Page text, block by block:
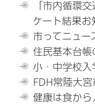
「市内循環
ケート結果お
市ってニュー
住民基本台帳
小・中学校入
FDH常陸大
健康は食から